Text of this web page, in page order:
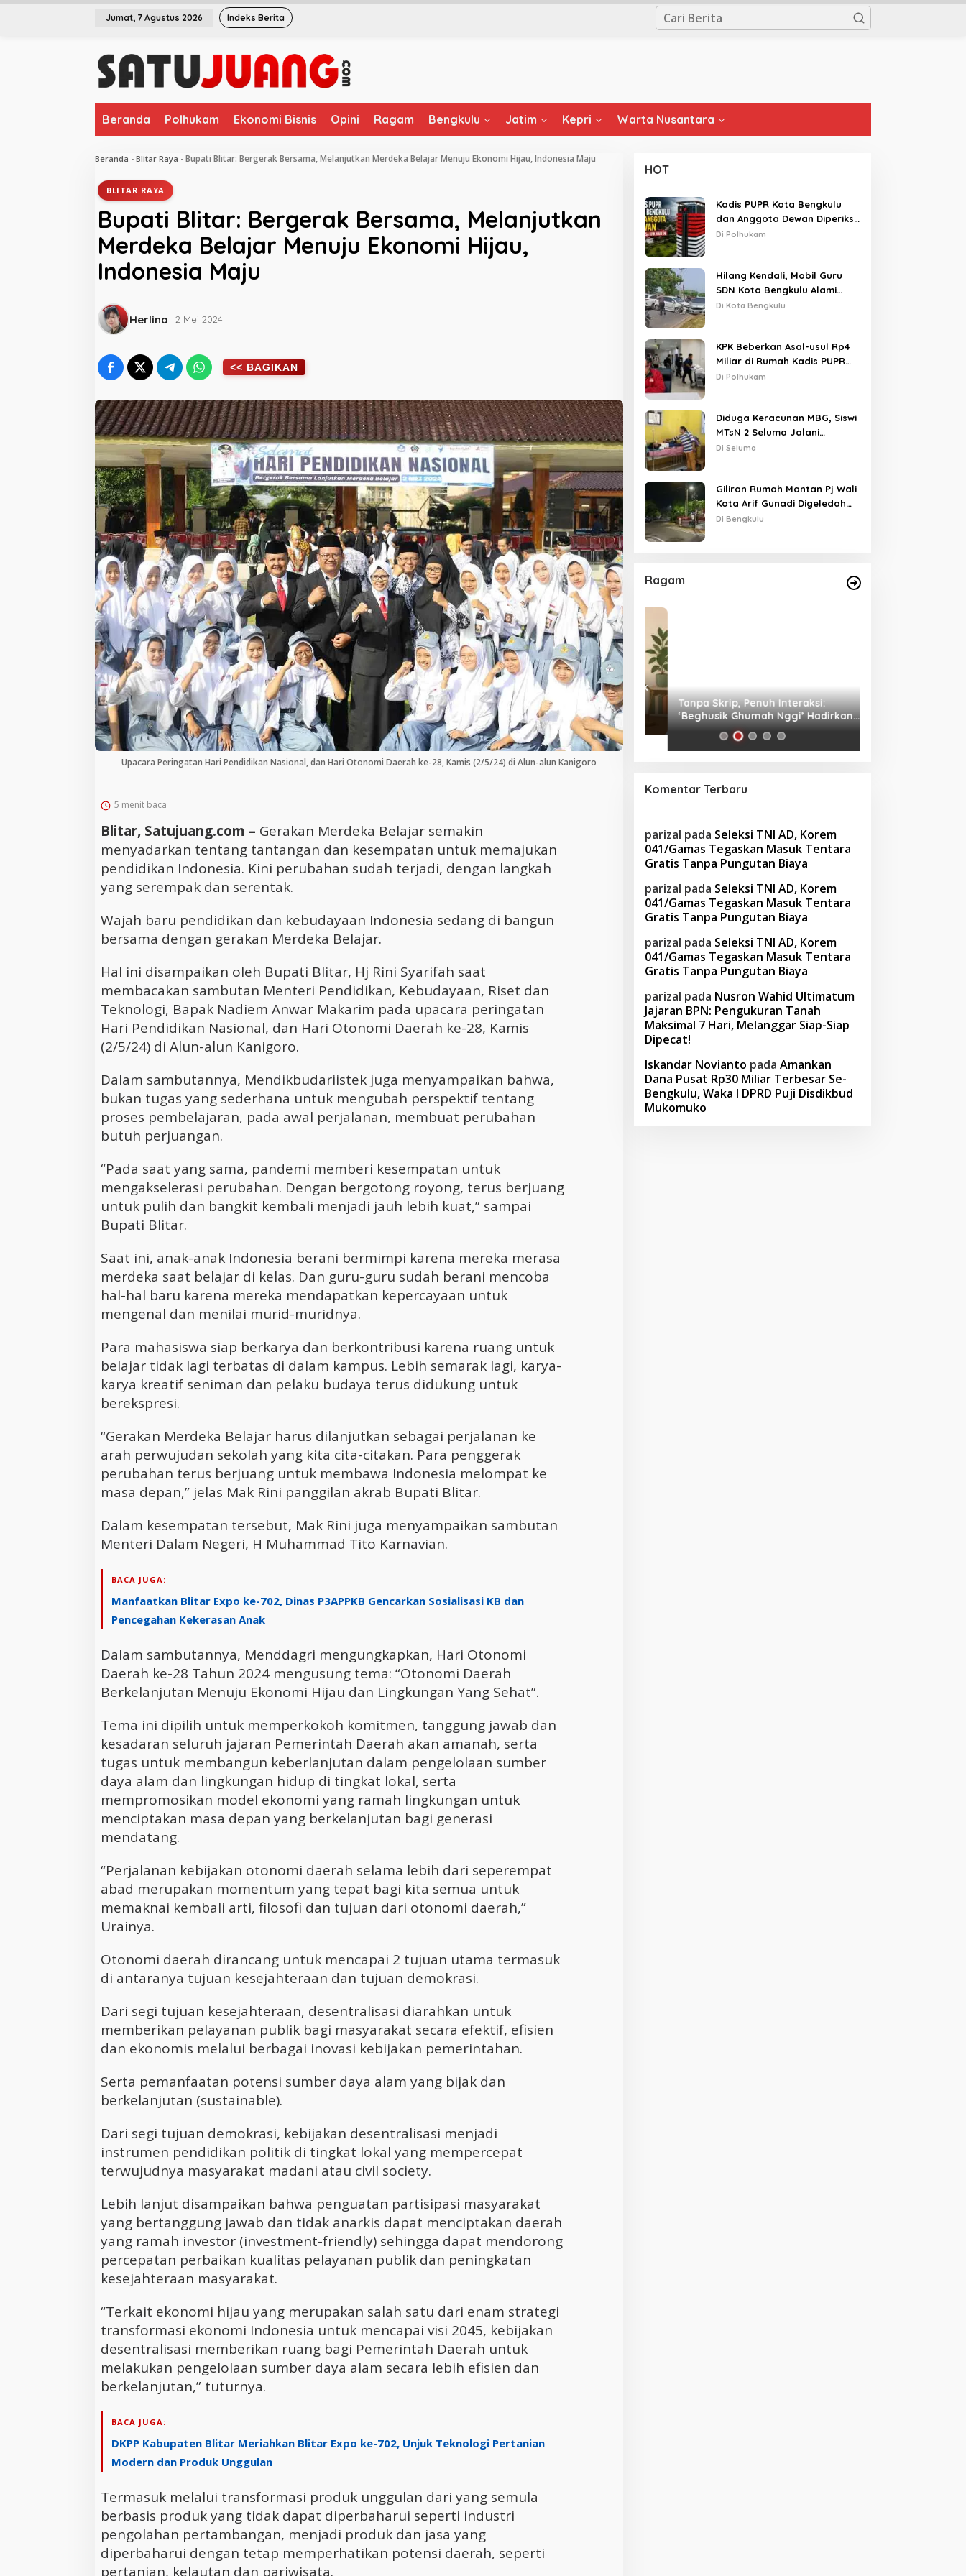
L
Jumat, 7 Agustus 2026 Indeks Berita
Beranda Polhukam Ekonomi Bisnis Opini Ragam Bengkulu Jatim Kepri Warta Nusantara
Beranda - Blitar Raya - Bupati Blitar: Bergerak Bersama, Melanjutkan Merdeka Belajar Menuju Ekonomi Hijau, Indonesia Maju
BLITAR RAYA
Bupati Blitar: Bergerak Bersama, Melanjutkan
Merdeka Belajar Menuju Ekonomi Hijau,
Indonesia Maju
Herlina 2 Mei 2024
Upacara Peringatan Hari Pendidikan Nasional, dan Hari Otonomi Daerah ke-28, Kamis (2/5/24) di Alun-alun Kanigoro
5 menit baca
Blitar, Satujuang.com – Gerakan Merdeka Belajar semakin
menyadarkan tentang tantangan dan kesempatan untuk memajukan
pendidikan Indonesia. Kini perubahan sudah terjadi, dengan langkah
yang serempak dan serentak.
Wajah baru pendidikan dan kebudayaan Indonesia sedang di bangun
bersama dengan gerakan Merdeka Belajar.
Hal ini disampaikan oleh Bupati Blitar, Hj Rini Syarifah saat
membacakan sambutan Menteri Pendidikan, Kebudayaan, Riset dan
Teknologi, Bapak Nadiem Anwar Makarim pada upacara peringatan
Hari Pendidikan Nasional, dan Hari Otonomi Daerah ke-28, Kamis
(2/5/24) di Alun-alun Kanigoro.
Dalam sambutannya, Mendikbudariistek juga menyampaikan bahwa,
bukan tugas yang sederhana untuk mengubah perspektif tentang
proses pembelajaran, pada awal perjalanan, membuat perubahan
butuh perjuangan.
“Pada saat yang sama, pandemi memberi kesempatan untuk
mengakselerasi perubahan. Dengan bergotong royong, terus berjuang
untuk pulih dan bangkit kembali menjadi jauh lebih kuat,” sampai
Bupati Blitar.
Saat ini, anak-anak Indonesia berani bermimpi karena mereka merasa
merdeka saat belajar di kelas. Dan guru-guru sudah berani mencoba
hal-hal baru karena mereka mendapatkan kepercayaan untuk
mengenal dan menilai murid-muridnya.
Para mahasiswa siap berkarya dan berkontribusi karena ruang untuk
belajar tidak lagi terbatas di dalam kampus. Lebih semarak lagi, karya-
karya kreatif seniman dan pelaku budaya terus didukung untuk
berekspresi.
“Gerakan Merdeka Belajar harus dilanjutkan sebagai perjalanan ke
arah perwujudan sekolah yang kita cita-citakan. Para penggerak
perubahan terus berjuang untuk membawa Indonesia melompat ke
masa depan,” jelas Mak Rini panggilan akrab Bupati Blitar.
Dalam kesempatan tersebut, Mak Rini juga menyampaikan sambutan
Menteri Dalam Negeri, H Muhammad Tito Karnavian.
BACA JUGA:
Manfaatkan Blitar Expo ke-702, Dinas P3APPKB Gencarkan Sosialisasi KB dan
Pencegahan Kekerasan Anak
Dalam sambutannya, Menddagri mengungkapkan, Hari Otonomi
Daerah ke-28 Tahun 2024 mengusung tema: “Otonomi Daerah
Berkelanjutan Menuju Ekonomi Hijau dan Lingkungan Yang Sehat”.
Tema ini dipilih untuk memperkokoh komitmen, tanggung jawab dan
kesadaran seluruh jajaran Pemerintah Daerah akan amanah, serta
tugas untuk membangun keberlanjutan dalam pengelolaan sumber
daya alam dan lingkungan hidup di tingkat lokal, serta
mempromosikan model ekonomi yang ramah lingkungan untuk
menciptakan masa depan yang berkelanjutan bagi generasi
mendatang.
“Perjalanan kebijakan otonomi daerah selama lebih dari seperempat
abad merupakan momentum yang tepat bagi kita semua untuk
memaknai kembali arti, filosofi dan tujuan dari otonomi daerah,”
Urainya.
Otonomi daerah dirancang untuk mencapai 2 tujuan utama termasuk
di antaranya tujuan kesejahteraan dan tujuan demokrasi.
Dari segi tujuan kesejahteraan, desentralisasi diarahkan untuk
memberikan pelayanan publik bagi masyarakat secara efektif, efisien
dan ekonomis melalui berbagai inovasi kebijakan pemerintahan.
Serta pemanfaatan potensi sumber daya alam yang bijak dan
berkelanjutan (sustainable).
Dari segi tujuan demokrasi, kebijakan desentralisasi menjadi
instrumen pendidikan politik di tingkat lokal yang mempercepat
terwujudnya masyarakat madani atau civil society.
Lebih lanjut disampaikan bahwa penguatan partisipasi masyarakat
yang bertanggung jawab dan tidak anarkis dapat menciptakan daerah
yang ramah investor (investment-friendly) sehingga dapat mendorong
percepatan perbaikan kualitas pelayanan publik dan peningkatan
kesejahteraan masyarakat.
“Terkait ekonomi hijau yang merupakan salah satu dari enam strategi
transformasi ekonomi Indonesia untuk mencapai visi 2045, kebijakan
desentralisasi memberikan ruang bagi Pemerintah Daerah untuk
melakukan pengelolaan sumber daya alam secara lebih efisien dan
berkelanjutan,” tuturnya.
BACA JUGA:
DKPP Kabupaten Blitar Meriahkan Blitar Expo ke-702, Unjuk Teknologi Pertanian
Modern dan Produk Unggulan
Termasuk melalui transformasi produk unggulan dari yang semula
berbasis produk yang tidak dapat diperbaharui seperti industri
pengolahan pertambangan, menjadi produk dan jasa yang
diperbaharui dengan tetap memperhatikan potensi daerah, seperti
pertanian, kelautan dan pariwisata.
HOT
Kadis PUPR Kota Bengkulu
dan Anggota Dewan Diperiksa
KPK Hari Ini
Di Polhukam
Hilang Kendali, Mobil Guru
SDN Kota Bengkulu Alami
Tabrakan Beruntun di Lampu
Di Kota Bengkulu
KPK Beberkan Asal-usul Rp4
Miliar di Rumah Kadis PUPR
Kota Bengkulu
Di Polhukam
Diduga Keracunan MBG, Siswi
MTsN 2 Seluma Jalani
Perawatan Intensif di RSUD
Di Seluma
Giliran Rumah Mantan Pj Wali
Kota Arif Gunadi Digeledah
KPK, Sinyal Pengusutan
Di Bengkulu
Ragam
Cara Efektif Mengelola Waktu untuk
Produktivitas Maksimal
Tanpa Skrip, Penuh Interaksi:
‘Beghusik Ghumah Nggi’ Hadirkan
Ruang Digital Seperti Rumah Sendiri
Komentar Terbaru
parizal pada Seleksi TNI AD, Korem
041/Gamas Tegaskan Masuk Tentara
Gratis Tanpa Pungutan Biaya
parizal pada Seleksi TNI AD, Korem
041/Gamas Tegaskan Masuk Tentara
Gratis Tanpa Pungutan Biaya
parizal pada Seleksi TNI AD, Korem
041/Gamas Tegaskan Masuk Tentara
Gratis Tanpa Pungutan Biaya
parizal pada Nusron Wahid Ultimatum
Jajaran BPN: Pengukuran Tanah
Maksimal 7 Hari, Melanggar Siap-Siap
Dipecat!
Iskandar Novianto pada Amankan
Dana Pusat Rp30 Miliar Terbesar Se-
Bengkulu, Waka I DPRD Puji Disdikbud
Mukomuko